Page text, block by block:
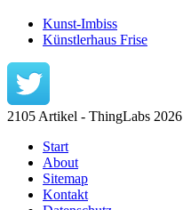
Kunst-Imbiss
Künstlerhaus Frise
2105 Artikel - ThingLabs 2026
Start
About
Sitemap
Kontakt